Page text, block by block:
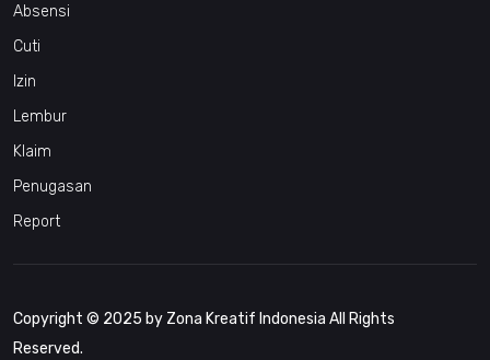
Absensi
Cuti
Izin
Lembur
Klaim
Penugasan
Report
Copyright © 2025 by Zona Kreatif Indonesia All Rights
Reserved.